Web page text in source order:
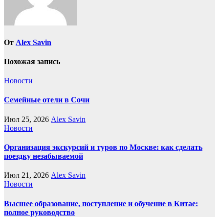
От Alex Savin
Похожая запись
Новости
Семейные отели в Сочи
Июл 25, 2026 Alex Savin
Новости
Организация экскурсий и туров по Москве: как сделать
поездку незабываемой
Июл 21, 2026 Alex Savin
Новости
Высшее образование, поступление и обучение в Китае:
полное руководство